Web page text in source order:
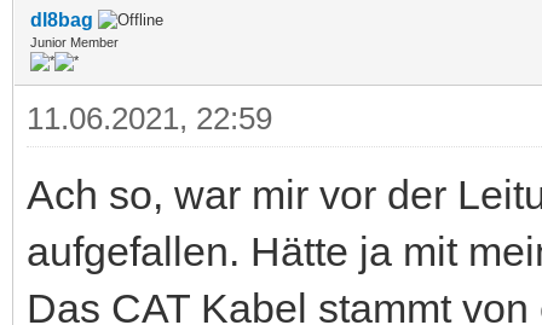
dl8bag
Junior Member
11.06.2021, 22:59
Ach so, war mir vor der
aufgefallen. Hätte ja mit
Das CAT Kabel stammt